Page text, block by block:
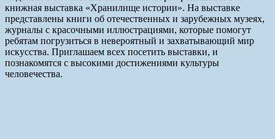
книжная выставка «Хранилище истории». На выставке
представлены книги об отечественных и зарубежных музеях,
журналы с красочными иллюстрациями, которые помогут
ребятам погрузиться в невероятный и захватывающий мир
искусства. Приглашаем всех посетить выставки, и
познакомятся с высокими достижениями культуры
человечества.